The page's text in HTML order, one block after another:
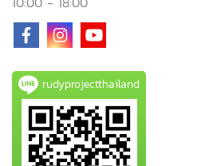
rudyprojectthailand